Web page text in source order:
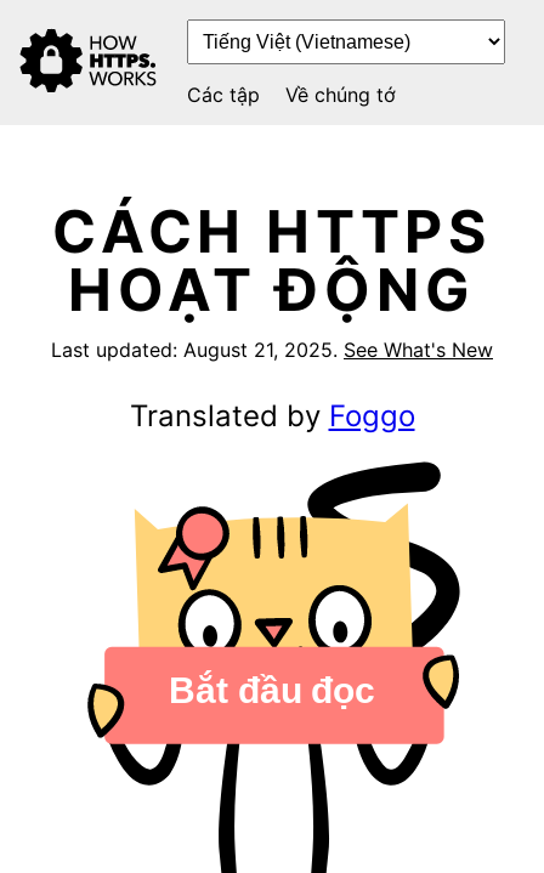
Các tập Về chúng tớ
CÁCH HTTPS
HOẠT ĐỘNG
Last updated: August 21, 2025. See What's New
Translated by Foggo
Bắt đầu đọc